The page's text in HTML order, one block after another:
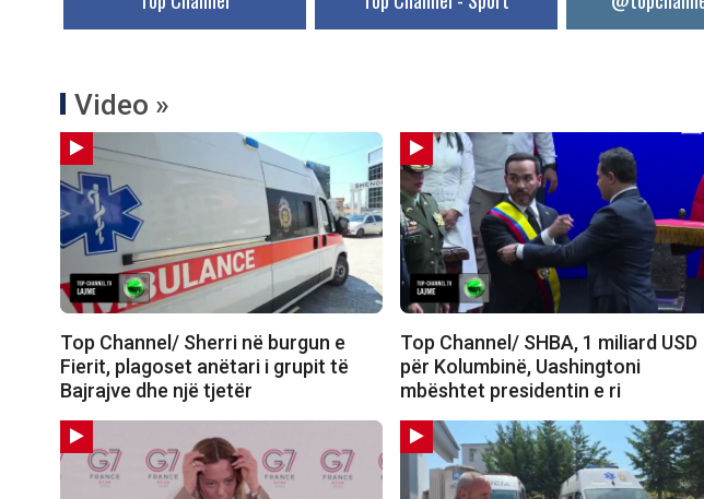
Video »
Top Channel/ Sherri në burgun e
Fierit, plagoset anëtari i grupit të
Bajrajve dhe një tjetër
Top Channel/ SHBA, 1 miliard USD
për Kolumbinë, Uashingtoni
mbështet presidentin e ri